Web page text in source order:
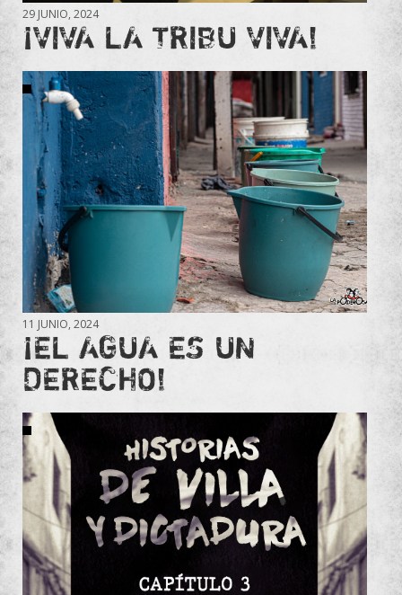
29 JUNIO, 2024
¡VIVA LA TRIBU VIVA!
11 JUNIO, 2024
¡EL AGUA ES UN
DERECHO!